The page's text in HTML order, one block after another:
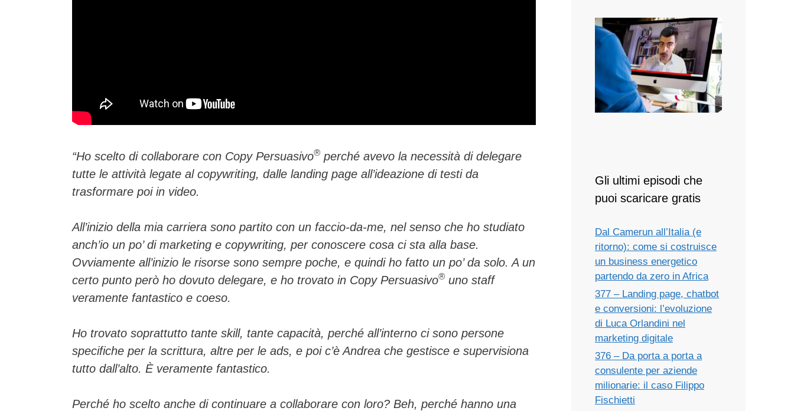
“Ho scelto di collaborare con Copy Persuasivo® perché avevo la necessità di delegare
tutte le attività legate al copywriting, dalle landing page all’ideazione di testi da
trasformare poi in video.
All’inizio della mia carriera sono partito con un faccio-da-me, nel senso che ho studiato
anch’io un po’ di marketing e copywriting, per conoscere cosa ci sta alla base.
Ovviamente all’inizio le risorse sono sempre poche, e quindi ho fatto un po’ da solo. A un
certo punto però ho dovuto delegare, e ho trovato in Copy Persuasivo® uno staff
veramente fantastico e coeso.
Ho trovato soprattutto tante skill, tante capacità, perché all’interno ci sono persone
specifiche per la scrittura, altre per le ads, e poi c’è Andrea che gestisce e supervisiona
tutto dall’alto. È veramente fantastico.
Perché ho scelto anche di continuare a collaborare con loro? Beh, perché hanno una
Gli ultimi episodi che
puoi scaricare gratis
Dal Camerun all’Italia (e
ritorno): come si costruisce
un business energetico
partendo da zero in Africa
377 – Landing page, chatbot
e conversioni: l’evoluzione
di Luca Orlandini nel
marketing digitale
376 – Da porta a porta a
consulente per aziende
milionarie: il caso Filippo
Fischietti